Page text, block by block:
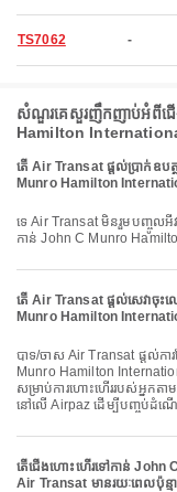
TS7062 -
សំណួរគេសួរញឹកញាប់អំពីជើ
Hamilton
តើ Air Transat ផ្តល់ប្រាក់ឧប
Munro Hamilton
ទេ Air Transat មិនរួមបញ្ចូលអីវ៉ាន់ឥតគិតថ្លៃសម្រាប់ជើងហោះហើរ ក្នុងស្រុក & អន្តរជាតិ ទៅ
កាន់ John C Munro
តើ Air Transat ផ្តល់សេវាចុ
Munro Hamilton
បាទ/ចាស Air Transat ផ្តល់ការឆែកអ៊ីនធឺណេតសម្រាប់ជើងហោះហើរទៅកាន់ John C
Munro Hamilton
សម្រាប់ការហោះហើររបស់អ្នកតា
នៅលើ Airpaz ដើម្បីបញ្ចប់ដំណើ
តើជើងហោះហើរទៅកាន់
Air Transat មានរយៈពេលប៉ុន្ម